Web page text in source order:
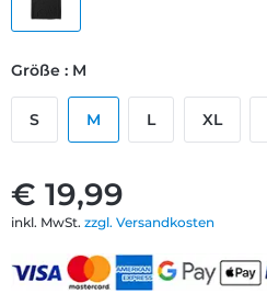
€ 19,99
inkl. MwSt. zzgl. Versandkosten
Größe : M
S M L XL